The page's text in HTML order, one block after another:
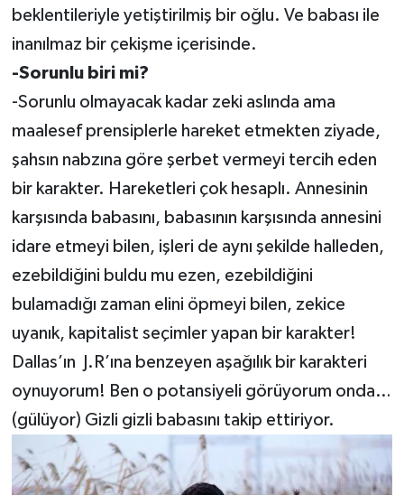
beklentileriyle yetiştirilmiş bir oğlu. Ve babası ile
inanılmaz bir çekişme içerisinde.
-Sorunlu biri mi?
-Sorunlu olmayacak kadar zeki aslında ama
maalesef prensiplerle hareket etmekten ziyade,
şahsın nabzına göre şerbet vermeyi tercih eden
bir karakter. Hareketleri çok hesaplı. Annesinin
karşısında babasını, babasının karşısında annesini
idare etmeyi bilen, işleri de aynı şekilde halleden,
ezebildiğini buldu mu ezen, ezebildiğini
bulamadığı zaman elini öpmeyi bilen, zekice
uyanık, kapitalist seçimler yapan bir karakter!
Dallas’ın J.R’ına benzeyen aşağılık bir karakteri
oynuyorum! Ben o potansiyeli görüyorum onda…
(gülüyor) Gizli gizli babasını takip ettiriyor.